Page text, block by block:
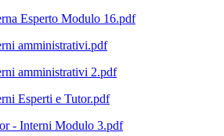
Esperto Modulo 16.pdf
amministrativi.pdf
amministrativi 2.pdf
Esperti e Tutor.pdf
- Interni Modulo 3.pdf